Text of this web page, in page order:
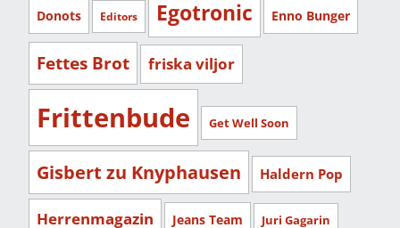
Donots Editors Egotronic Enno Bunger
Fettes Brot friska viljor
Frittenbude Get Well Soon
Gisbert zu Knyphausen Haldern Pop
Herrenmagazin Jeans Team Juri Gagarin